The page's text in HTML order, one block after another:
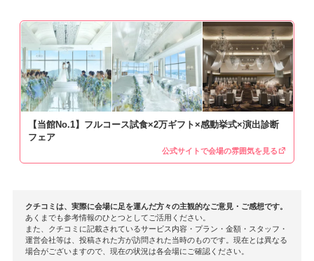
景観を魅力に感じていただけたことを嬉しく拝読いたしま
した。遠方からお越しになるゲストの皆様にも快適にお過
ごしいただけるよう努めておりますので、そのようなお言
葉は大変励みになります。
また、お料理やサービスについてもお褒めいただきありが
とうございます。大切な一日をお過ごしいただく場所とし
て、お料理はもちろん、おもてなしの心を大切にしながら
さらに、これからご結婚式を検討される方へのアドバイス
までご投稿いただき、心より感謝申し上げます。おふたり
らしいご結婚式を実現できるよう、今後もお客様のご希望
【当館No.1】フルコース試食×2万ギフト×感動挙式×演出診断
フェア
公式サイトで会場の雰囲気を見る
クチコミは、実際に会場に足を運んだ方々の主観的なご意見・ご感想です。
あくまでも参考情報のひとつとしてご活用ください。
また、クチコミに記載されているサービス内容・プラン・金額・スタッフ・
運営会社等は、投稿された方が訪問された当時のものです。現在とは異なる
場合がございますので、現在の状況は各会場にご確認ください。